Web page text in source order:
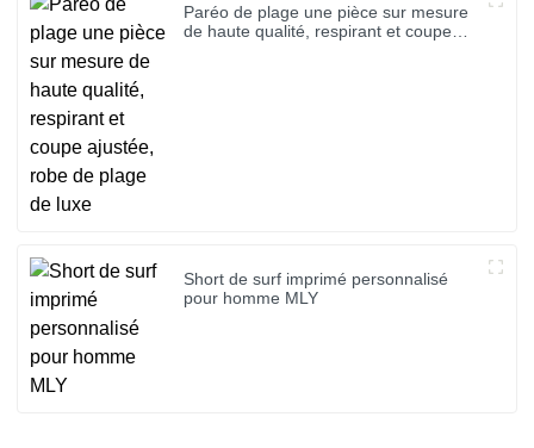
Paréo de plage une pièce sur mesure
de haute qualité, respirant et coupe
Short de surf imprimé personnalisé
pour homme MLY